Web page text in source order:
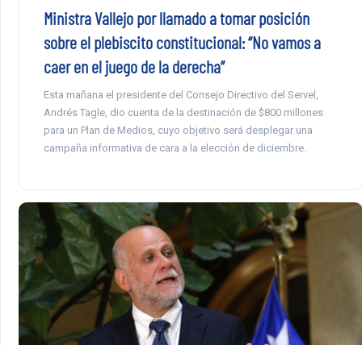
Ministra Vallejo por llamado a tomar posición
sobre el plebiscito constitucional: “No vamos a
caer en el juego de la derecha”
Esta mañana el presidente del Consejo Directivo del Servel,
Andrés Tagle, dio cuenta de la destinación de $800 millones
para un Plan de Medios, cuyo objetivo será desplegar una
campaña informativa de cara a la elección de diciembre.